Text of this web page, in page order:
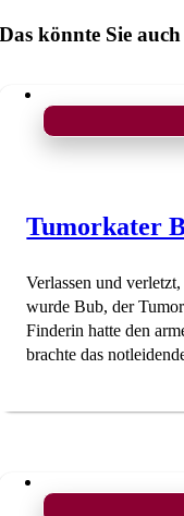
Das könnte Sie
Tumorkater
Verlassen und
wurde Bub, der
Finderin hatte den
brachte das